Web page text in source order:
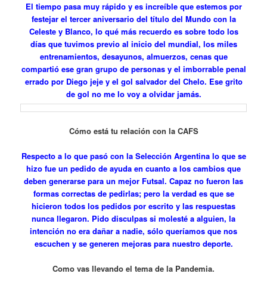
El tiempo pasa muy rápido y es increíble que estemos por
festejar el tercer aniversario del título del Mundo con la
Celeste y Blanco, lo qué más recuerdo es sobre todo los
días que tuvimos previo al inicio del mundial, los miles
entrenamientos, desayunos, almuerzos, cenas que
compartió ese gran grupo de personas y el imborrable penal
errado por Diego jeje y el gol salvador del Chelo. Ese grito
de gol no me lo voy a olvidar jamás.
Cómo está tu relación con la CAFS
Respecto a lo que pasó con la Selección Argentina lo que se
hizo fue un pedido de ayuda en cuanto a los cambios que
deben generarse para un mejor Futsal. Capaz no fueron las
formas correctas de pedirlas; pero la verdad es que se
hicieron todos los pedidos por escrito y las respuestas
nunca llegaron. Pido disculpas si molesté a alguien, la
intención no era dañar a nadie, sólo queríamos que nos
escuchen y se generen mejoras para nuestro deporte.
Como vas llevando el tema de la Pandemia.